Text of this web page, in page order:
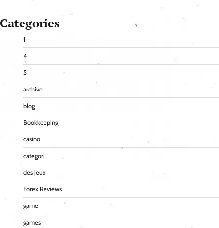
Categories
1
4
5
archive
blog
Bookkeeping
casino
categori
des jeux
Forex Reviews
game
games